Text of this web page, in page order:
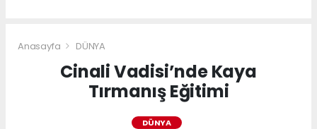
Anasayfa DÜNYA
Cinali Vadisi’nde Kaya
Tırmanış Eğitimi
DÜNYA